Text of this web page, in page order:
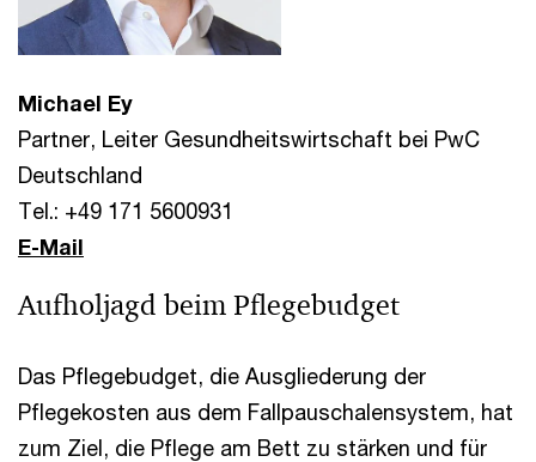
Michael Ey
Partner, Leiter Gesundheitswirtschaft bei PwC
Deutschland
Tel.: +49 171 5600931
E-Mail
Aufholjagd beim Pflegebudget
Das Pflegebudget, die Ausgliederung der
Pflegekosten aus dem Fallpauschalensystem, hat
zum Ziel, die Pflege am Bett zu stärken und für